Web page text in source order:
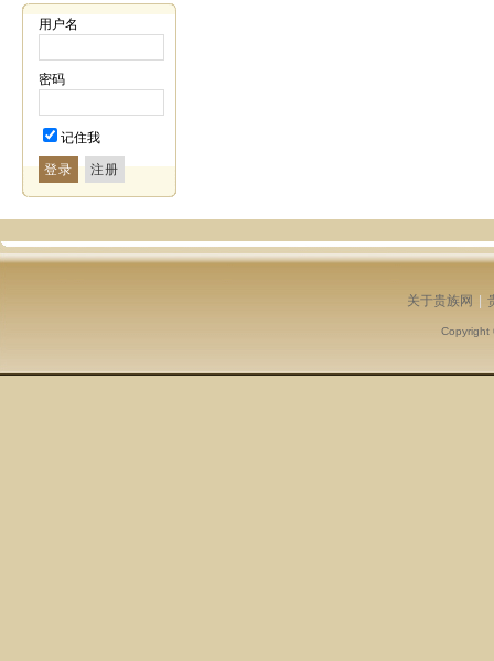
用户名
密码
记住我
登录
关于贵族网